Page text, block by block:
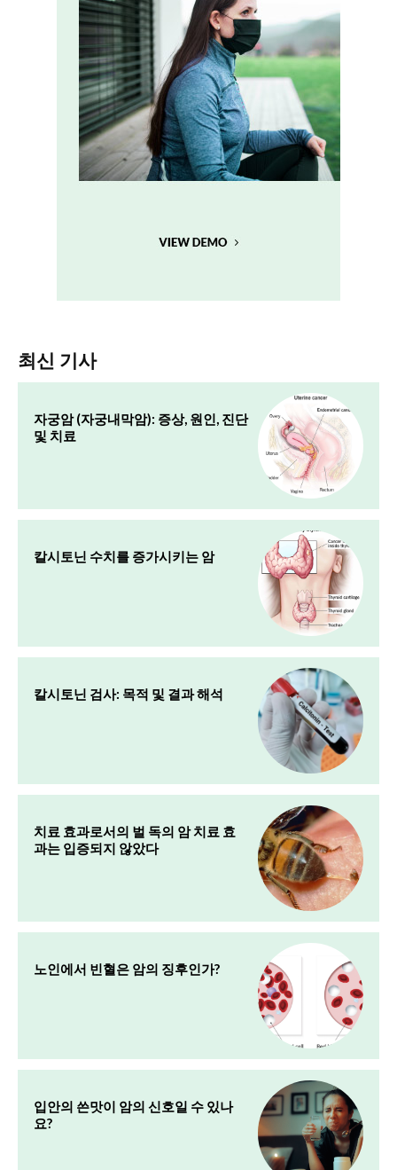
최신 기사
자궁암 (자궁내막암): 증상, 원인, 진단
및 치료
칼시토닌 수치를 증가시키는 암
칼시토닌 검사: 목적 및 결과 해석
치료 효과로서의 벌 독의 암 치료 효
과는 입증되지 않았다
노인에서 빈혈은 암의 징후인가?
입안의 쓴맛이 암의 신호일 수 있나
요?